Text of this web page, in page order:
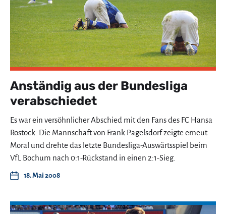
Anständig aus der Bundesliga
verabschiedet
Es war ein versöhnlicher Abschied mit den Fans des FC Hansa
Rostock. Die Mannschaft von Frank Pagelsdorf zeigte erneut
Moral und drehte das letzte Bundesliga-Auswärtsspiel beim
VfL Bochum nach 0:1-Rückstand in einen 2:1-Sieg.
18. Mai 2008